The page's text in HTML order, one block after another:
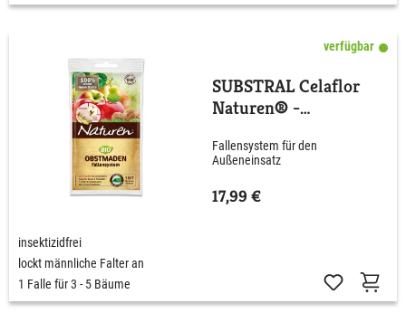
verfügbar
SUBSTRAL Celaflor
Naturen® -
Fallensystem für den
Außeneinsatz
17,99 €
insektizidfrei
lockt männliche Falter an
1 Falle für 3 - 5 Bäume